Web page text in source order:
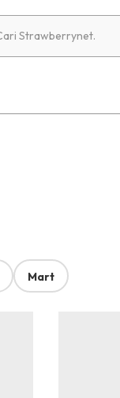
Mart